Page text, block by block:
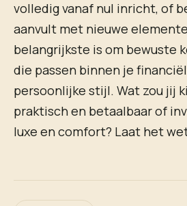
volledig vanaf nul inricht, of
aanvult met nieuwe
belangrijkste is om bewuste
die passen binnen je
persoonlijke stijl. Wat zou jij
praktisch en betaalbaar of
luxe en comfort? Laat het